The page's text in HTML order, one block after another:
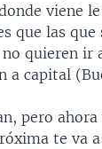
viene
que las
quieren ir
a capital
pero
te va